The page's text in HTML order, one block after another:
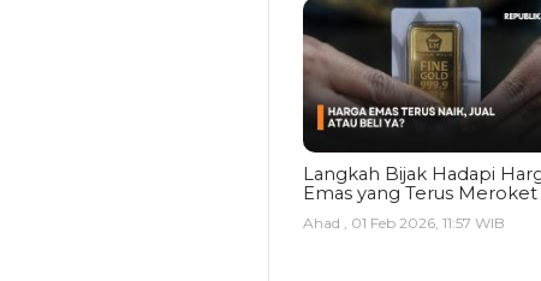
Langkah Bijak Hadapi
Emas yang Terus Meroket
Ahad , 01 Feb 2026, 11:57 WIB